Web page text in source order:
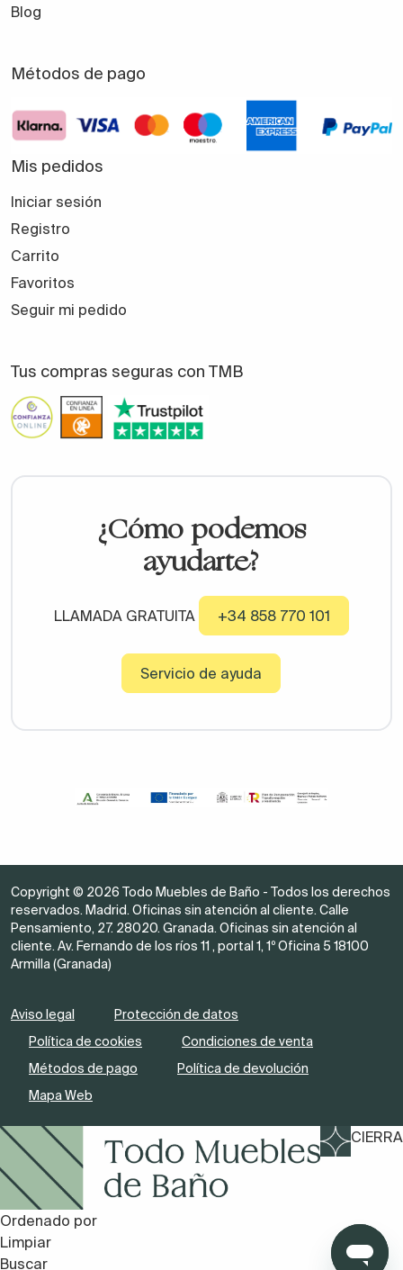
Blog
Métodos de pago
Mis pedidos
Iniciar sesión
Registro
Carrito
Favoritos
Seguir mi pedido
Tus compras seguras con TMB
¿Cómo podemos
ayudarte?
LLAMADA GRATUITA +34 858 770 101
Servicio de ayuda
Copyright © 2026 Todo Muebles de Baño - Todos los derechos
reservados. Madrid. Oficinas sin atención al cliente. Calle
Pensamiento, 27. 28020. Granada. Oficinas sin atención al
cliente. Av. Fernando de los ríos 11 , portal 1, 1º Oficina 5 18100
Armilla (Granada)
Aviso legal
Protección de datos
Política de cookies
Condiciones de venta
Métodos de pago
Política de devolución
Mapa Web
CIERRA
Ordenado por
Limpiar
Buscar